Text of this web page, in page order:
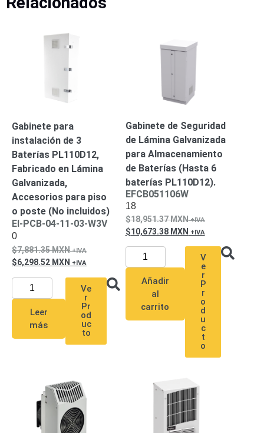
/ CVI
Robots e
Industrial
Industriales
Adaptadores
ParedBaterías
de
AlimentaciónFuentes
de
Alimentación
con
RespaldoInyectores
PoEPDUPlantas
EnergíaPoE
de Largo
Alcance UPS
- No Break
Kits-
Sistemas
CanalesTurboHD
de 8
Canales
Monitores
Gabinete para
instalación de 3
Baterías PL110D12,
Fabricado en Lámina
Galvanizada,
Accesorios para piso
o poste (No incluidos)
EI-PCB-04-11-03-W3V
0
7,881.35MXN
6,298.52 MXN
Leer
más
Ve
r
Pr
od
uc
to
Gabinete de Seguridad
de Lámina Galvanizada
para Almacenamiento
de Baterías (Hasta 6
baterías PL110D12).
EFCB051106W
18
18,951.37MXN
10,673.38 MXN
Añadir
al
carrito
V
e
r
P
r
o
d
u
c
t
o